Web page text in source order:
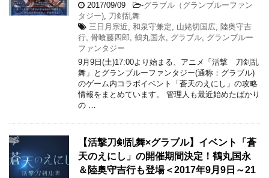
2017/09/09 -グラブル（グランブルーファン
タジー), 刀剣乱舞
三日月宗近, 和泉守兼定, 山姥切国広, 陸奥守吉
行, 骨喰藤四郎, 鶴丸国永, グラブル, グランブルー
ファンタジー
9月9日(土)17:00より始まる、アニメ「活撃 刀剣乱
舞」とグランブルーファンタジー(通称：グラブル)
のゲーム内コラボイベント「蒼天のえにし」の攻略
情報をまとめています。 管理人も最近始めたばかり
の …
【活撃刀剣乱舞×グラブル】イベント「蒼
天のえにし」の開催期間決定！鶴丸国永
＆陸奥守吉行も登場＜2017年9月9日～21